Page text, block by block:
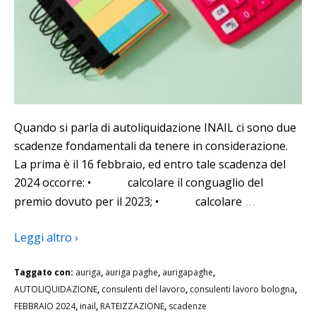
Quando si parla di autoliquidazione INAIL ci sono due
scadenze fondamentali da tenere in considerazione.
La prima è il 16 febbraio, ed entro tale scadenza del
2024 occorre: • calcolare il conguaglio del
premio dovuto per il 2023; • calcolare …
Leggi altro ›
Taggato con: auriga, auriga paghe, aurigapaghe,
AUTOLIQUIDAZIONE, consulenti del lavoro, consulenti lavoro bologna,
FEBBRAIO 2024, inail, RATEIZZAZIONE, scadenze